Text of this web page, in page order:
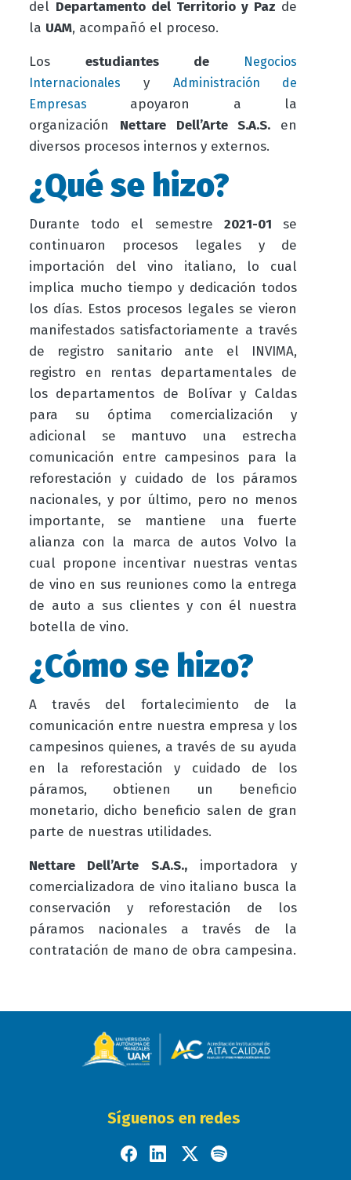
del Departamento del Territorio y Paz de
la UAM, acompañó el proceso.
Los estudiantes de
Negocios
Internacionales y Administración de
Empresas apoyaron a la
organización Nettare Dell’Arte S.A.S. en
diversos procesos internos y externos.
¿Qué se hizo?
Durante todo el semestre 2021-01 se
continuaron procesos legales y de
importación del vino italiano, lo cual
implica mucho tiempo y dedicación todos
los días. Estos procesos legales se vieron
manifestados satisfactoriamente a través
de registro sanitario ante el INVIMA,
registro en rentas departamentales de
los departamentos de Bolívar y Caldas
para su óptima comercialización y
adicional se mantuvo una estrecha
comunicación entre campesinos para la
reforestación y cuidado de los páramos
nacionales, y por último, pero no menos
importante, se mantiene una fuerte
alianza con la marca de autos Volvo la
cual propone incentivar nuestras ventas
de vino en sus reuniones como la entrega
de auto a sus clientes y con él nuestra
botella de vino.
¿Cómo se hizo?
A través del fortalecimiento de la
comunicación entre nuestra empresa y los
campesinos quienes, a través de su ayuda
en la reforestación y cuidado de los
páramos, obtienen un beneficio
monetario, dicho beneficio salen de gran
parte de nuestras utilidades.
Nettare Dell’Arte S.A.S., importadora y
comercializadora de vino italiano busca la
conservación y reforestación de los
páramos nacionales a través de la
contratación de mano de obra campesina.
Síguenos en redes